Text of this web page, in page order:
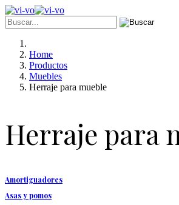
Home
Productos
Muebles
Herraje para mueble
Herraje para
Amortiguadores
Asas y pomos